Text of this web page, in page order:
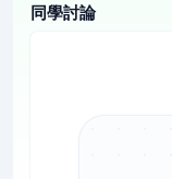
同學討論